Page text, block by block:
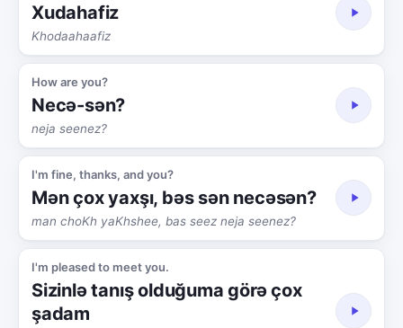
Xudahafiz
Khodaahaafiz
How are you?
Necə-sən?
neja seenez?
I'm fine, thanks, and you?
Mən çox yaxşı, bəs sən necəsən?
man choKh yaKhshee, bas seez neja seenez?
I'm pleased to meet you.
Sizinlə tanış olduğuma görə çox
şadam